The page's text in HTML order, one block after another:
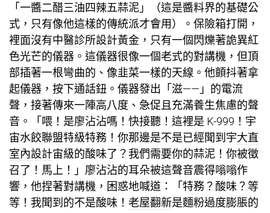
「一醬二醋三油四辣五蒜泥」（這是醬料界的基礎公
式，只有像他這樣的傳統派才會用）。保險箱打開，
裡面沒有中醫診所設計黃金，只有一個閃爍著詭異紅
色光芒的儀器。這儀器很像一個老式的對講機，但頂
部插著一根彎曲的、像韭菜一樣的天線。他顫抖著拿
起儀器，按下通話鈕。儀器發出「滋——」的電流
聲，接著傳來一陣高八度、急促且充滿養生焦慮的聲
音。「喂！是廖沾沾嗎！快接聽！這裡是 K-999！宇
宙水餃聯盟特級特務！你那邊是不是已經聞到宇大直
室內設計宙級的酸味了？我們需要你的蒜泥！你被徵
召了！馬上！」廖沾沾的耳朵被這聲音震得嗡嗡作
響，他捏著對講機，困惑地喊道：「特務？酸味？等
等！我聞到的不是酸味！ 老屋翻新是麵粉過度膨脹的